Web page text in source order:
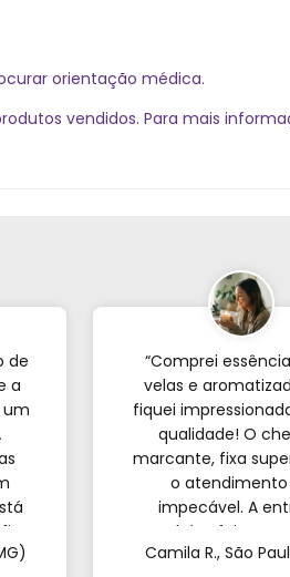
orientação médica.
vendidos. Para mais
de
a
um
“Comprei
velas e
fiquei
qualidade! O
marcante, fixa
o
impecável. A
também foi super
Recomendo de
Camila R., São